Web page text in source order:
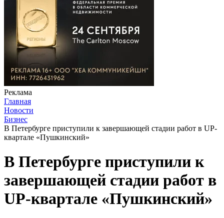
Реклама
Главная
Новости
Бизнес
В Петербурге приступили к завершающей стадии работ в UP-
квартале «Пушкинский»
В Петербурге приступили к
завершающей стадии работ в
UP-квартале «Пушкинский»